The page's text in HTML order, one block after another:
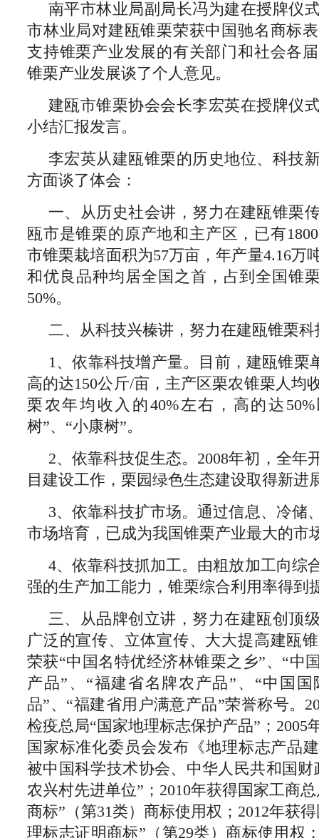
南平市林业局副局长冯为建在授牌仪
市林业局对建瓯锥栗荣获中国驰名商标
支持锥栗产业发展的有关部门和社会各
锥栗产业发展谈了个人意见。
建瓯市锥栗协会会长李宏英在授牌仪
小结汇报发言。
李宏英从建瓯锥栗的历史地位、科技
方面谈了体会：
一、从历史社会讲，努力在建瓯锥栗
瓯市是锥栗的原产地和主产区，已有
市锥栗栽培面积为57万亩，年产量4.16万
和优良品种均居全国之首，占到全国锥
50%。
二、从科技兴榛讲，努力在建瓯锥栗
1、依靠科技增产量。目前，建瓯锥栗
高的达150公斤/亩，主产区栗农锥栗人均
栗农年均收入的40%左右，高的达
树”、“小康树”。
2、依靠科技促生态。2008年初，全年
目建设工作，栗园绿色生态建设取得新进
3、依靠科技扩市场。通过信息、冷储
市场培育，已成为我国锥栗产业最大的市
4、依靠科技抓加工。由粗放加工向综
强的生产加工能力，锥栗综合利用率得到
三、从品牌创立讲，努力在建瓯创顶
广泛的宣传、立体宣传、大大提高建瓯
荣获“中国名特优经济林锥栗之乡”、“中
产品”、“福建省名牌农产品”、“中国
品”、“福建省用户满意产品”荣誉称号。
检疫总局“国家地理标志保护产品”；2005
国家标准化委员会发布《地理标志产品
被中国科学技术协会、中华人民共和国
农兴村先进单位”；2010年获得国家工商
商标”（第31类）商标使用权；2012年获
理标志证明商标”（第29类）商标使用权